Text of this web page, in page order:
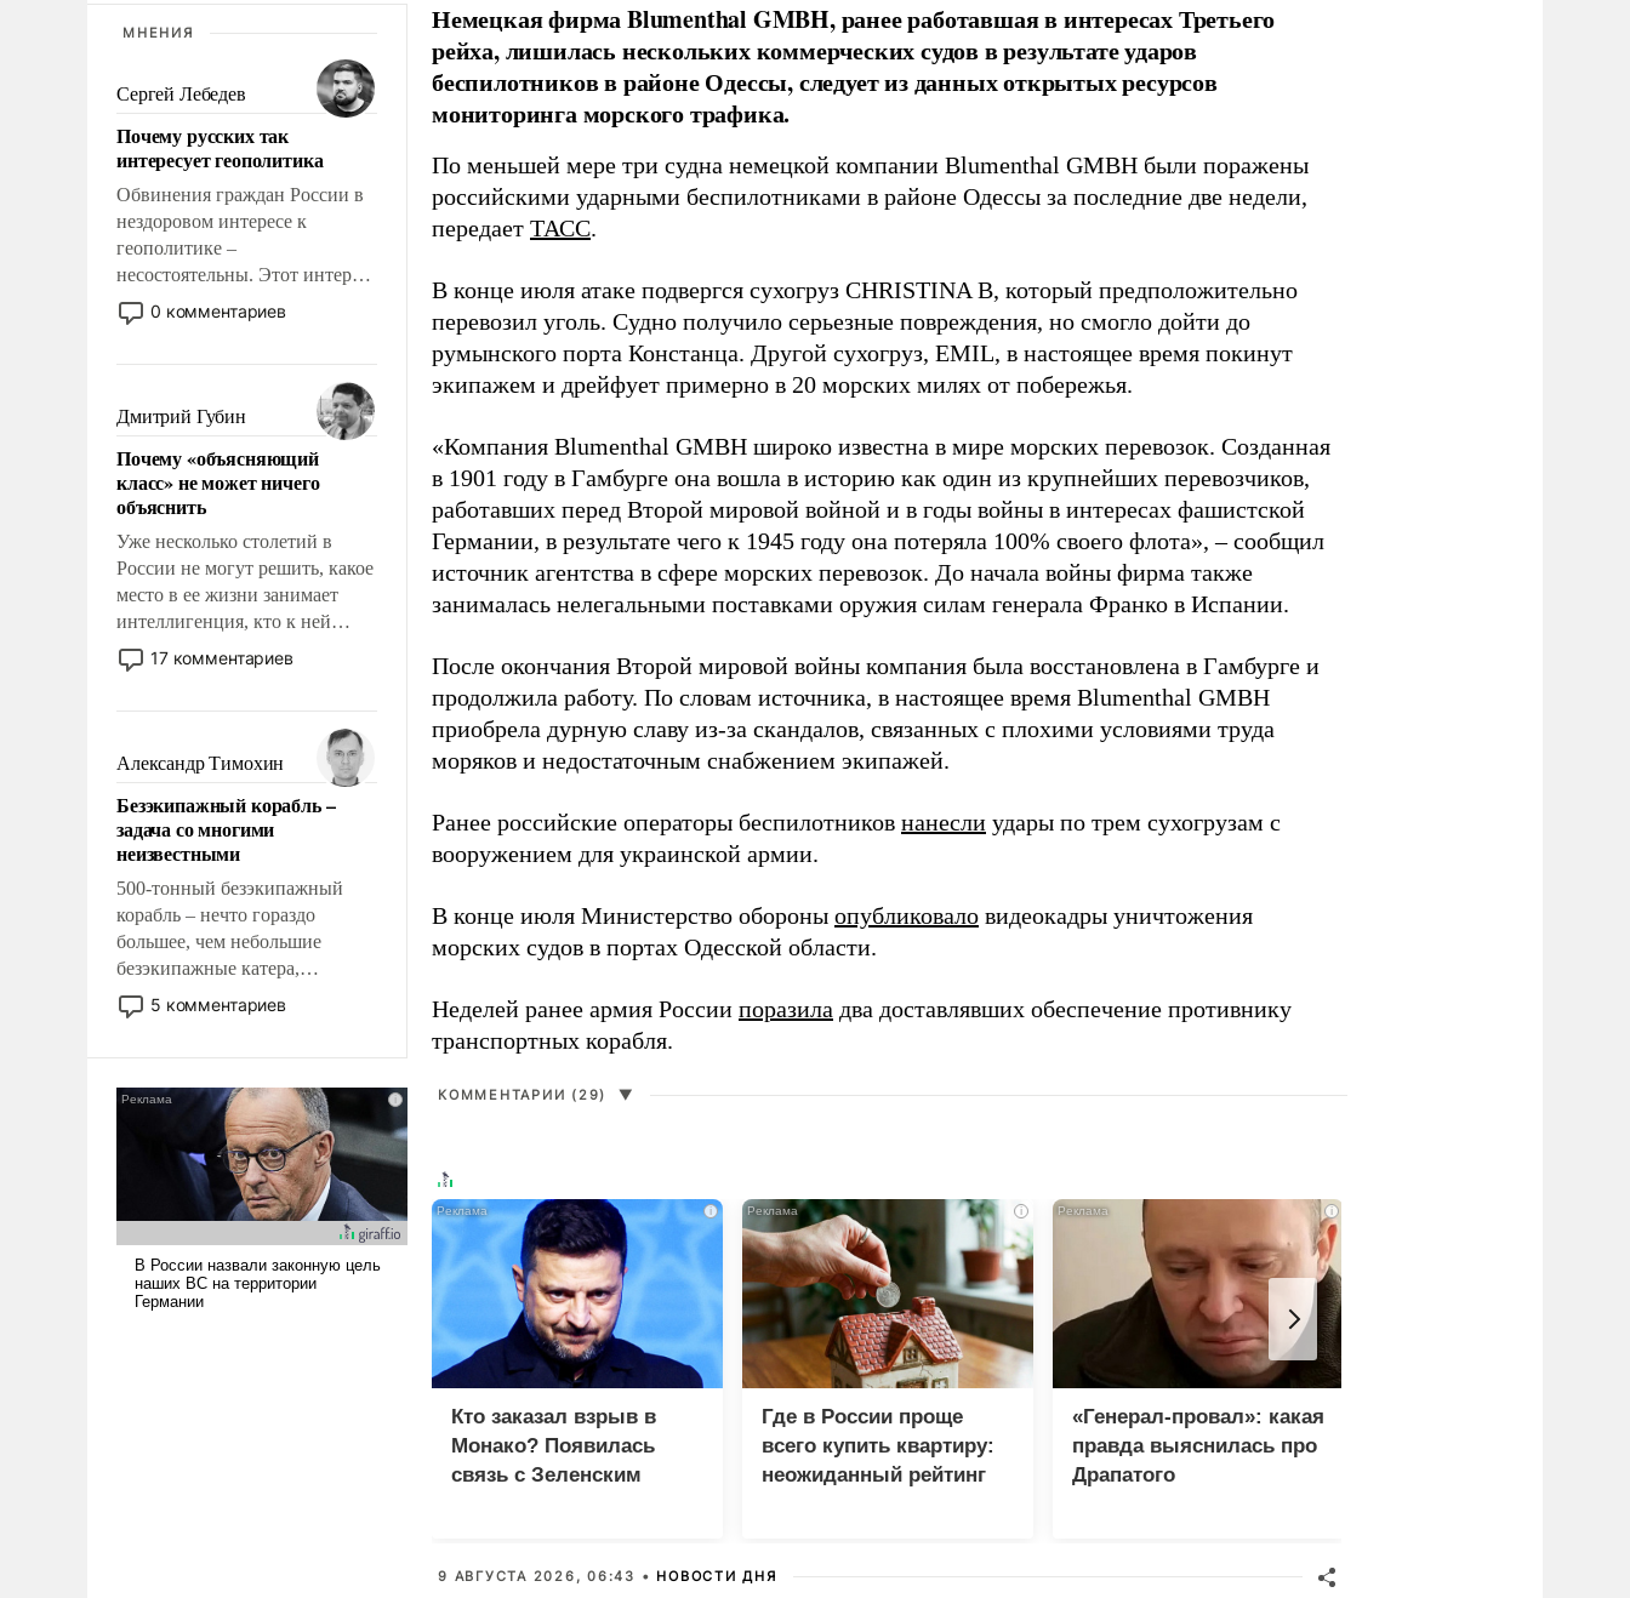
МНЕНИЯ
Сергей Лебедев
Почему русских так
интересует геополитика
Обвинения граждан России в
нездоровом интересе к
геополитике –
несостоятельны. Этот интерес
рационален и прагматичен. Он
обусловлен тысячелетним
фундаментальным знанием,
что мировая политика имеет
свойство заявляться на порог
нашего дома.
0 комментариев
Дмитрий Губин
Почему «объясняющий
класс» не может ничего
объяснить
Уже несколько столетий в
России не могут решить, какое
место в ее жизни занимает
интеллигенция, кто к ней
принадлежит, а кого из нее
исключили с правом
чем она отличается от просто
образованных людей. Иногда
казалось, что эти вопросы
решены раз и навсегда, но –
нет, не решены.
17 комментариев
Александр Тимохин
Безэкипажный корабль –
задача со многими
неизвестными
500-тонный безэкипажный
корабль – нечто гораздо
большее, чем небольшие
безэкипажные катера,
применение которых уже
стало обыденностью. Задача по
и ее реализация радикально
поднимет наши боевые
возможности.
5 комментариев
Немецкая фирма Blumenthal GMBH, ранее работавшая в интересах Третьего
рейха, лишилась нескольких коммерческих судов в результате ударов
беспилотников в районе Одессы, следует из данных открытых ресурсов
мониторинга морского трафика.
По меньшей мере три судна немецкой компании Blumenthal GMBH были поражены
российскими ударными беспилотниками в районе Одессы за последние две недели,
передает ТАСС.
В конце июля атаке подвергся сухогруз CHRISTINA B, который предположительно
перевозил уголь. Судно получило серьезные повреждения, но смогло дойти до
румынского порта Констанца. Другой сухогруз, EMIL, в настоящее время покинут
экипажем и дрейфует примерно в 20 морских милях от побережья.
«Компания Blumenthal GMBH широко известна в мире морских перевозок. Созданная
в 1901 году в Гамбурге она вошла в историю как один из крупнейших перевозчиков,
работавших перед Второй мировой войной и в годы войны в интересах фашистской
Германии, в результате чего к 1945 году она потеряла 100% своего флота», – сообщил
источник агентства в сфере морских перевозок. До начала войны фирма также
занималась нелегальными поставками оружия силам генерала Франко в Испании.
После окончания Второй мировой войны компания была восстановлена в Гамбурге и
продолжила работу. По словам источника, в настоящее время Blumenthal GMBH
приобрела дурную славу из-за скандалов, связанных с плохими условиями труда
моряков и недостаточным снабжением экипажей.
Ранее российские операторы беспилотников нанесли удары по трем сухогрузам с
вооружением для украинской армии.
В конце июля Министерство обороны опубликовало видеокадры уничтожения
морских судов в портах Одесской области.
Неделей ранее армия России поразила два доставлявших обеспечение противнику
транспортных корабля.
КОММЕНТАРИИ (29) ▼
i
Кто заказал взрыв в
Монако? Появилась
связь с Зеленским
i
Где в России проще
всего купить квартиру:
неожиданный рейтинг
i
«Генерал-провал»: какая
правда выяснилась про
Драпатого
9 АВГУСТА 2026, 06:43 • НОВОСТИ ДНЯ